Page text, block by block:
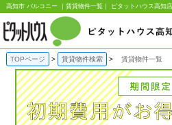
高知市 バルコニー ｜賃貸物件一覧｜ ピタットハウス高知店
TOPページ 賃貸物件検索 賃貸物件一覧